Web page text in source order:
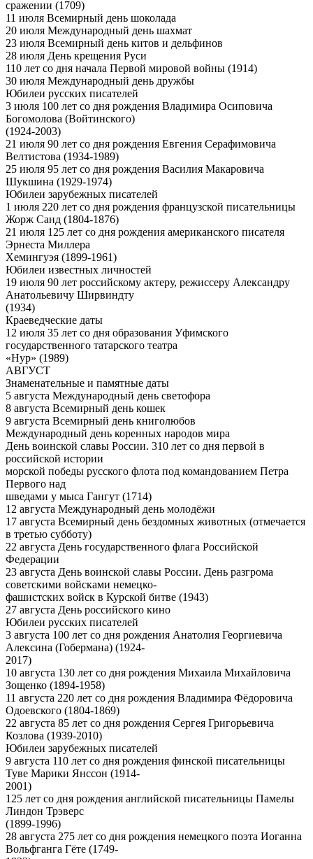
сражении (1709)
11 июля Всемирный день шоколада
20 июля Международный день шахмат
23 июля Всемирный день китов и дельфинов
28 июля День крещения Руси
110 лет со дня начала Первой мировой войны (1914)
30 июля Международный день дружбы
Юбилеи русских писателей
3 июля 100 лет со дня рождения Владимира Осиповича
Богомолова (Войтинского)
(1924-2003)
21 июля 90 лет со дня рождения Евгения Серафимовича
Велтистова (1934-1989)
25 июля 95 лет со дня рождения Василия Макаровича
Шукшина (1929-1974)
Юбилеи зарубежных писателей
1 июля 220 лет со дня рождения французской писательницы
Жорж Санд (1804-1876)
21 июля 125 лет со дня рождения американского писателя
Эрнеста Миллера
Хемингуэя (1899-1961)
Юбилеи известных личностей
19 июля 90 лет российскому актеру, режиссеру Александру
Анатольевичу Ширвиндту
(1934)
Краеведческие даты
12 июля 35 лет со дня образования Уфимского
государственного татарского театра
«Нур» (1989)
АВГУСТ
Знаменательные и памятные даты
5 августа Международный день светофора
8 августа Всемирный день кошек
9 августа Всемирный день книголюбов
Международный день коренных народов мира
День воинской славы России. 310 лет со дня первой в
российской истории
морской победы русского флота под командованием Петра
Первого над
шведами у мыса Гангут (1714)
12 августа Международный день молодёжи
17 августа Всемирный день бездомных животных (отмечается
в третью субботу)
22 августа День государственного флага Российской
Федерации
23 августа День воинской славы России. День разгрома
советскими войсками немецко-
фашистских войск в Курской битве (1943)
27 августа День российского кино
Юбилеи русских писателей
3 августа 100 лет со дня рождения Анатолия Георгиевича
Алексина (Гобермана) (1924-
2017)
10 августа 130 лет со дня рождения Михаила Михайловича
Зощенко (1894-1958)
11 августа 220 лет со дня рождения Владимира Фёдоровича
Одоевского (1804-1869)
22 августа 85 лет со дня рождения Сергея Григорьевича
Козлова (1939-2010)
Юбилеи зарубежных писателей
9 августа 110 лет со дня рождения финской писательницы
Туве Марики Янссон (1914-
2001)
125 лет со дня рождения английской писательницы Памелы
Линдон Трэверс
(1899-1996)
28 августа 275 лет со дня рождения немецкого поэта Иоганна
Вольфганга Гёте (1749-